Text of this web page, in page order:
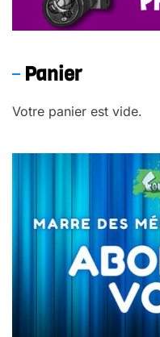
Panier
Votre panier est vide.